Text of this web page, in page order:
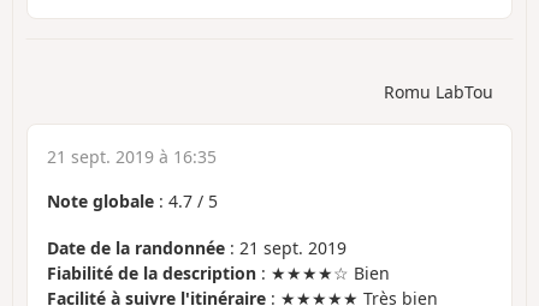
Romu LabTou
21 sept. 2019 à 16:35
Note globale : 4.7 / 5
Date de la randonnée : 21 sept. 2019
Fiabilité de la description : ★★★★☆ Bien
Facilité à suivre l'itinéraire : ★★★★★ Très bien